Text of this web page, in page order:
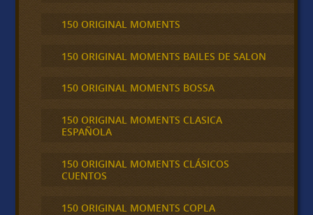
150 ORIGINAL MOMENTS
150 ORIGINAL MOMENTS BAILES DE SALON
150 ORIGINAL MOMENTS BOSSA
150 ORIGINAL MOMENTS CLASICA
ESPAÑOLA
150 ORIGINAL MOMENTS CLÁSICOS
CUENTOS
150 ORIGINAL MOMENTS COPLA